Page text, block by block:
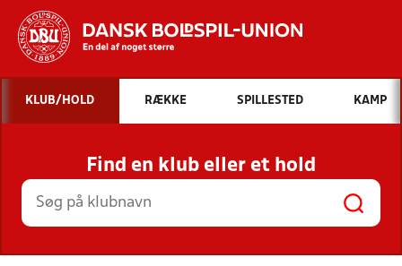
Hvad vil du søge efter?
INDHOLD OG NYHEDER
STILLINGER, RESULTATER, KLUBBER OG
HOLD
KLUB/HOLD RÆKKE SPILLESTED KAMP
Find en klub eller et hold